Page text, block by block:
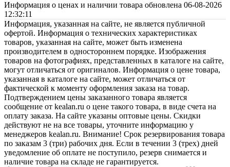
Информация о ценах и наличии товара обновлена 06-08-2026
12:32:11
Информация, указанная на сайте, не является публичной
офертой. Информация о технических характеристиках
товаров, указанная на сайте, может быть изменена
производителем в одностороннем порядке. Изображения
товаров на фотографиях, представленных в каталоге на сайте,
могут отличаться от оригиналов. Информация о цене товара,
указанная в каталоге на сайте, может отличаться от
фактической к моменту оформления заказа на товар.
Подтверждением цены заказанного товара является
сообщение от kealan.ru о цене такого товара, в виде счета на
оплату заказа. На сайте указаны оптовые цены. Скидки
действуют не на все товары, уточните информацию у
менеджеров kealan.ru. Внимание! Срок резервирования товара
по заказам 3 (три) рабочих дня. Если в течении 3 (трех) дней
уведомление об оплате не поступило, резерв снимается и
наличие товара на складе не гарантируется.